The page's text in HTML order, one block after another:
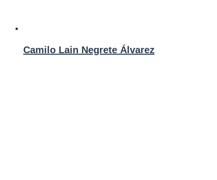
Camilo Lain Negrete Álvarez